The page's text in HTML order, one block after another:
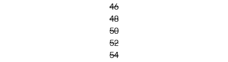
46
48
50
52
54